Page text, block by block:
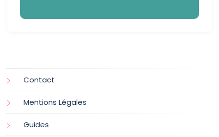
Contact
Mentions Légales
Guides